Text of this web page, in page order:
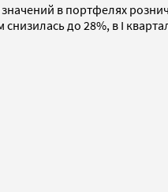
в портфелях
до 28%, в I